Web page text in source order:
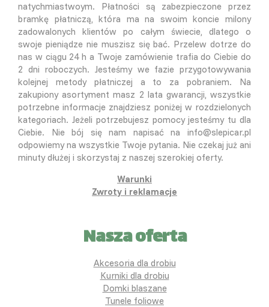
natychmiastwoym. Płatności są zabezpieczone przez
bramkę płatniczą, która ma na swoim koncie milony
zadowalonych klientów po całym świecie, dlatego o
swoje pieniądze nie muszisz się bać. Przelew dotrze do
nas w ciągu 24 h a Twoje zamówienie trafia do Ciebie do
2 dni roboczych. Jesteśmy we fazie przygotowywania
kolejnej metody płatniczej a to za pobraniem. Na
zakupiony asortyment masz 2 lata gwarancji, wszystkie
potrzebne informacje znajdziesz poniżej w rozdzielonych
kategoriach. Jeżeli potrzebujesz pomocy jesteśmy tu dla
Ciebie. Nie bój się nam napisać na info@slepicar.pl
odpowiemy na wszystkie Twoje pytania. Nie czekaj już ani
minuty dłużej i skorzystaj z naszej szerokiej oferty.
Warunki
Zwroty i reklamacje
Nasza oferta
Akcesoria dla drobiu
Kurniki dla drobiu
Domki blaszane
Tunele foliowe